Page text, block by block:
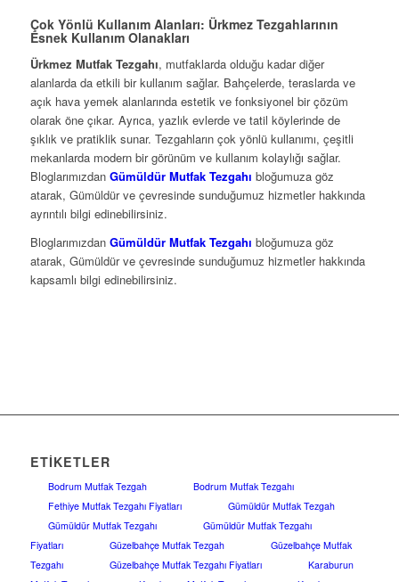
Çok Yönlü Kullanım Alanları: Ürkmez Tezgahlarının
Esnek Kullanım Olanakları
Ürkmez Mutfak Tezgahı, mutfaklarda olduğu kadar diğer
alanlarda da etkili bir kullanım sağlar. Bahçelerde, teraslarda ve
açık hava yemek alanlarında estetik ve fonksiyonel bir çözüm
olarak öne çıkar. Ayrıca, yazlık evlerde ve tatil köylerinde de
şıklık ve pratiklik sunar. Tezgahların çok yönlü kullanımı, çeşitli
mekanlarda modern bir görünüm ve kullanım kolaylığı sağlar.
Bloglarımızdan Gümüldür Mutfak Tezgahı bloğumuza göz
atarak, Gümüldür ve çevresinde sunduğumuz hizmetler hakkında
ayrıntılı bilgi edinebilirsiniz.
Bloglarımızdan Gümüldür Mutfak Tezgahı bloğumuza göz
atarak, Gümüldür ve çevresinde sunduğumuz hizmetler hakkında
kapsamlı bilgi edinebilirsiniz.
ETIKETLER
Bodrum Mutfak Tezgah
Bodrum Mutfak Tezgahı
Fethiye Mutfak Tezgahı Fiyatları
Gümüldür Mutfak Tezgah
Gümüldür Mutfak Tezgahı
Gümüldür Mutfak Tezgahı
Fiyatları
Güzelbahçe Mutfak Tezgah
Güzelbahçe Mutfak
Tezgahı
Güzelbahçe Mutfak Tezgahı Fiyatları
Karaburun